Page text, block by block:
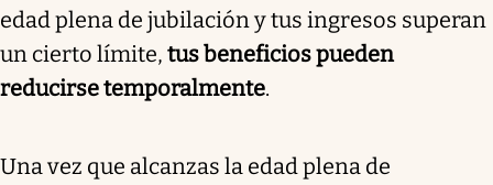
edad plena de jubilación y tus ingresos superan
un cierto límite, tus beneficios pueden
reducirse temporalmente.
Una vez que alcanzas la edad plena de